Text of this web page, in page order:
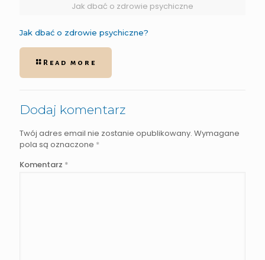
Jak dbać o zdrowie psychiczne
Jak dbać o zdrowie psychiczne?
Read more
Dodaj komentarz
Twój adres email nie zostanie opublikowany. Wymagane
pola są oznaczone *
Komentarz *